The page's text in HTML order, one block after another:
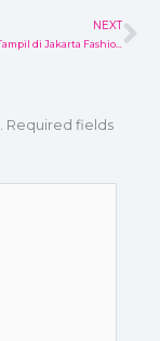
NEXT
Jedai Haircules Tampil di Jakarta Fashion Week 2022
Required fields